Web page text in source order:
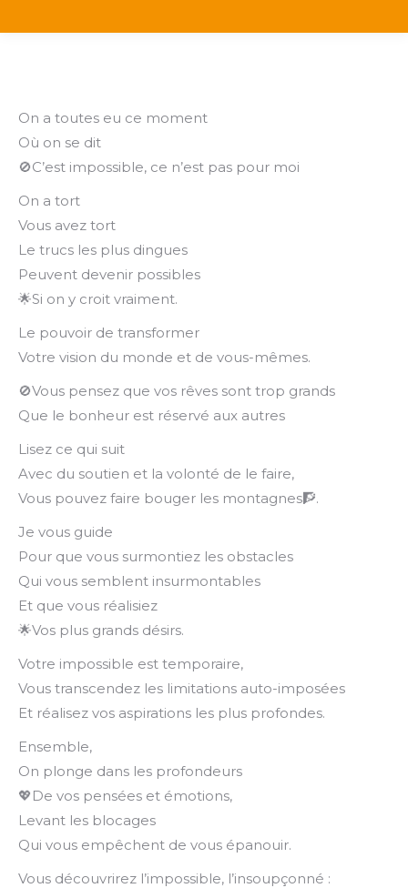
On a toutes eu ce moment
Où on se dit
🚫C’est impossible, ce n’est pas pour moi
On a tort
Vous avez tort
Le trucs les plus dingues
Peuvent devenir possibles
🌟Si on y croit vraiment.
Le pouvoir de transformer
Votre vision du monde et de vous-mêmes.
🚫Vous pensez que vos rêves sont trop grands
Que le bonheur est réservé aux autres
Lisez ce qui suit
Avec du soutien et la volonté de le faire,
Vous pouvez faire bouger les montagnes🧗.
Je vous guide
Pour que vous surmontiez les obstacles
Qui vous semblent insurmontables
Et que vous réalisiez
🌟Vos plus grands désirs.
Votre impossible est temporaire,
Vous transcendez les limitations auto-imposées
Et réalisez vos aspirations les plus profondes.
Ensemble,
On plonge dans les profondeurs
💖De vos pensées et émotions,
Levant les blocages
Qui vous empêchent de vous épanouir.
Vous découvrirez l’impossible, l’insoupçonné :